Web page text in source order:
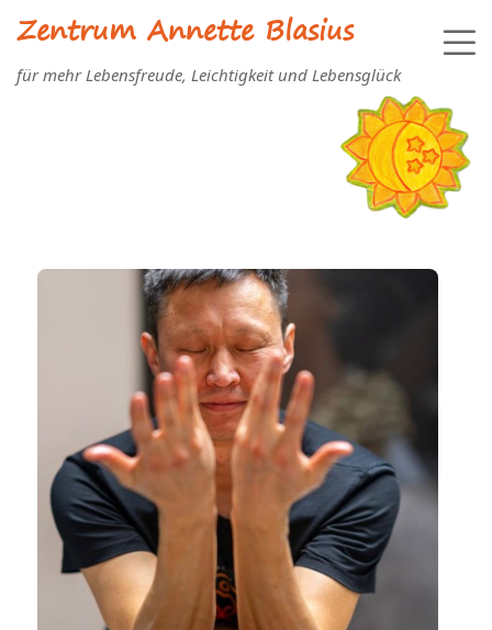
Zentrum Annette Blasius
für mehr Lebensfreude, Leichtigkeit und Lebensglück